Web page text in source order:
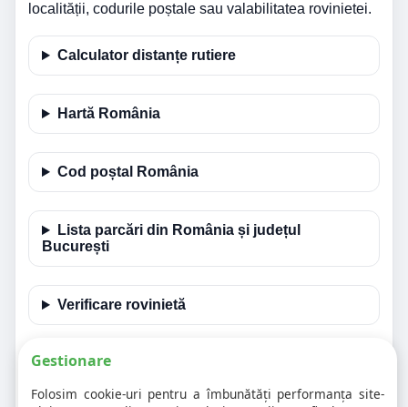
localității, codurile poștale sau valabilitatea rovinietei.
Calculator distanțe rutiere
Hartă România
Cod poștal România
Lista parcări din România și județul
București
Verificare rovinietă
București
Gestionare
Folosim cookie-uri pentru a îmbunătăți performanța site-